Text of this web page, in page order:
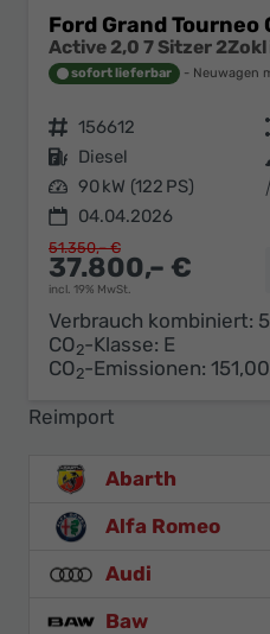
Ford Grand Tourneo
sofort lieferbar Neuwagen
Fahrzeugnr. 156612
Kraftstoff Diesel
Leistung 90 kW (122 PS)
04.04.2026
37.800,– €
incl. 19% MwSt.
51.350,– €
Verbrauch kombiniert:
CO2-Klasse: E
CO2-Emissionen:
Reimport
Abarth
Alfa Romeo
Audi
Baw